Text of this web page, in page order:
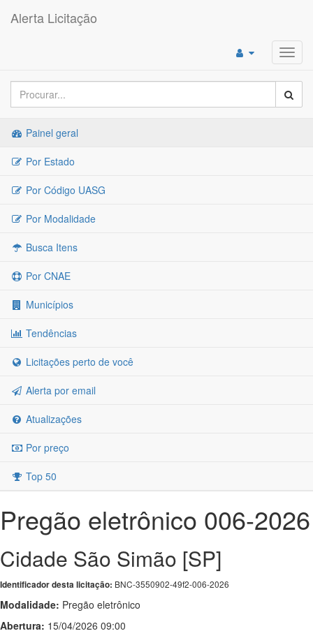
Alerta Licitação
Painel geral
Por Estado
Por Código UASG
Por Modalidade
Busca Itens
Por CNAE
Municípios
Tendências
Licitações perto de você
Alerta por email
Atualizações
Por preço
Top 50
Pregão eletrônico 006-2026
Cidade São Simão [SP]
Identificador desta licitação: BNC-3550902-49f2-006-2026
Modalidade: Pregão eletrônico
Abertura: 15/04/2026 09:00